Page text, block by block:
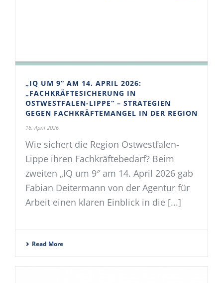
„IQ UM 9“ AM 14. APRIL 2026:
„FACHKRÄFTESICHERUNG IN
OSTWESTFALEN-LIPPE“ – STRATEGIEN
GEGEN FACHKRÄFTEMANGEL IN DER REGION
16. April 2026
Wie sichert die Region Ostwestfalen-
Lippe ihren Fachkräftebedarf? Beim
zweiten „IQ um 9″ am 14. April 2026 gab
Fabian Deitermann von der Agentur für
Arbeit einen klaren Einblick in die [...]
Read More